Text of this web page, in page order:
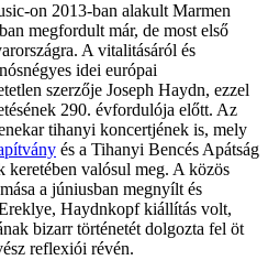
on 2013-ban alakult Marmen
megfordult már, de most első
A vitalitásáról és
idei európai
szerzője Joseph Haydn, ezzel
290. évfordulója előtt. Az
tihanyi koncertjének is, mely
és a Tihanyi Bencés Apátság
keretében valósul meg. A közös
a júniusban megnyílt és
Haydnkopf kiállítás volt,
bizarr történetét dolgozta fel öt
reflexiói révén.